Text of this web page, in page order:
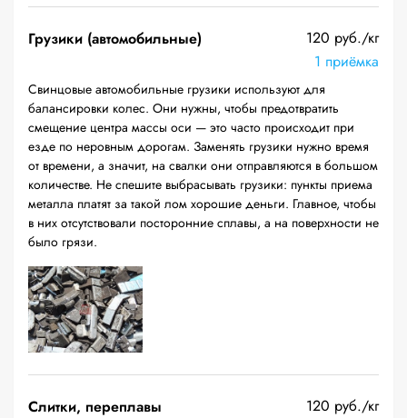
Грузики (автомобильные)
120 руб./кг
1 приёмка
Свинцовые автомобильные грузики используют для
балансировки колес. Они нужны, чтобы предотвратить
смещение центра массы оси — это часто происходит при
езде по неровным дорогам. Заменять грузики нужно время
от времени, а значит, на свалки они отправляются в большом
количестве. Не спешите выбрасывать грузики: пункты приема
металла платят за такой лом хорошие деньги. Главное, чтобы
в них отсутствовали посторонние сплавы, а на поверхности не
было грязи.
Слитки, переплавы
120 руб./кг